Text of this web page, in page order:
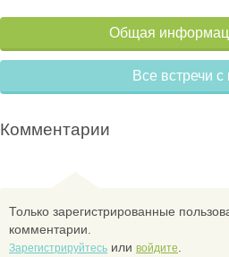
Общая
Все встречи
Комментарии
Только зарегистрированные
комментарии.
Зарегистрируйтесь или войдите